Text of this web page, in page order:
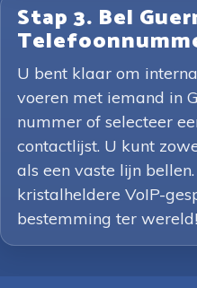
Stap 3. Bel
U bent klaar om
voeren met iemand in
nummer of selecteer
contactlijst. U kunt
als een vaste lijn
kristalheldere VoIP-
bestemming ter wereld!